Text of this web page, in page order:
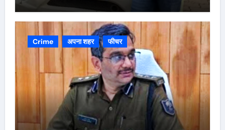
Crime अपना शहर फीचर